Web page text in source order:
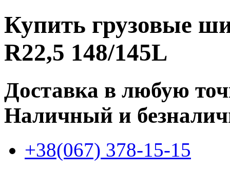
Купить грузовые
R22,5 148/145L
Доставка в любую
Наличный и
+38(067) 378-15-15